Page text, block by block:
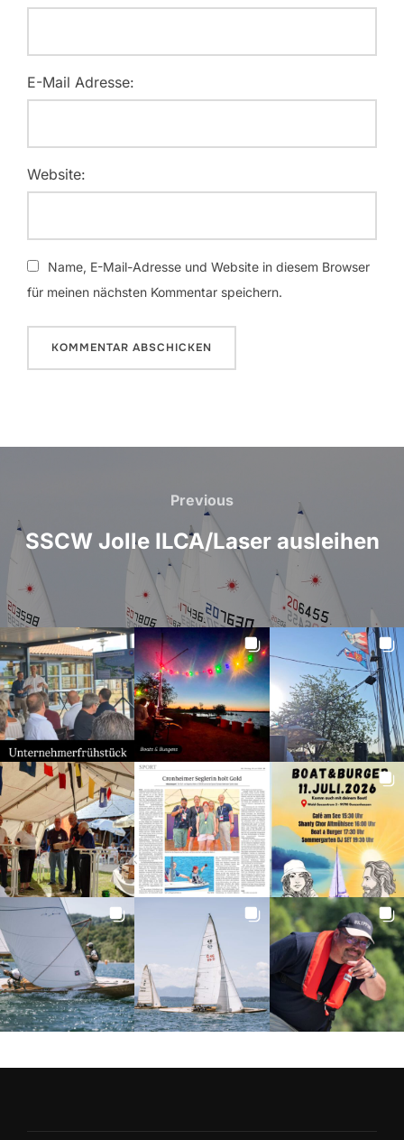
E-Mail Adresse:
Website:
Name, E-Mail-Adresse und Website in diesem Browser
für meinen nächsten Kommentar speichern.
Previous
Previous
SSCW Jolle ILCA/Laser ausleihen